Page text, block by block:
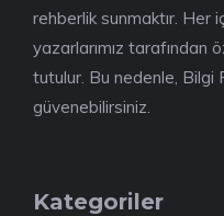
rehberlik sunmaktır. Her
yazarlarımız tarafından
tutulur. Bu nedenle, Bilgi
güvenebilirsiniz.
Kategoriler